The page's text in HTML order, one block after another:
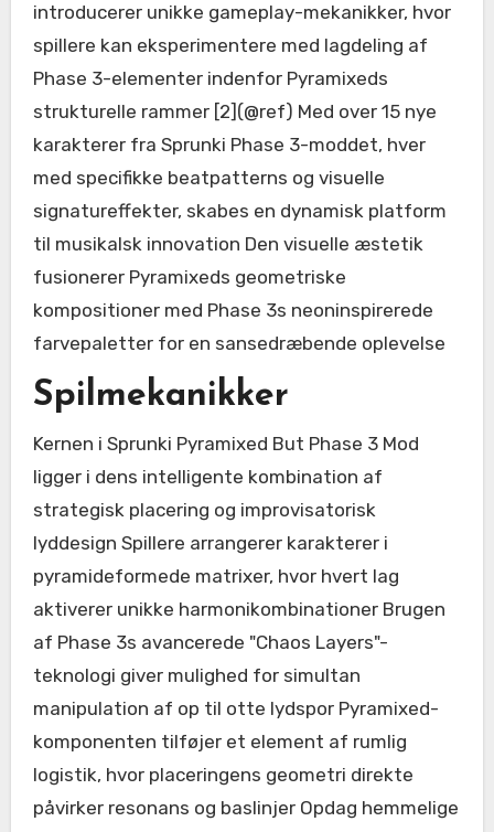
introducerer unikke gameplay-mekanikker, hvor
spillere kan eksperimentere med lagdeling af
Phase 3-elementer indenfor Pyramixeds
strukturelle rammer [2](@ref) Med over 15 nye
karakterer fra Sprunki Phase 3-moddet, hver
med specifikke beatpatterns og visuelle
signatureffekter, skabes en dynamisk platform
til musikalsk innovation Den visuelle æstetik
fusionerer Pyramixeds geometriske
kompositioner med Phase 3s neoninspirerede
farvepaletter for en sansedræbende oplevelse
Spilmekanikker
Kernen i Sprunki Pyramixed But Phase 3 Mod
ligger i dens intelligente kombination af
strategisk placering og improvisatorisk
lyddesign Spillere arrangerer karakterer i
pyramideformede matrixer, hvor hvert lag
aktiverer unikke harmonikombinationer Brugen
af Phase 3s avancerede "Chaos Layers"-
teknologi giver mulighed for simultan
manipulation af op til otte lydspor Pyramixed-
komponenten tilføjer et element af rumlig
logistik, hvor placeringens geometri direkte
påvirker resonans og baslinjer Opdag hemmelige